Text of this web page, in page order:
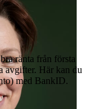
ränta från första
avgifter. Här kan du
med BankID.